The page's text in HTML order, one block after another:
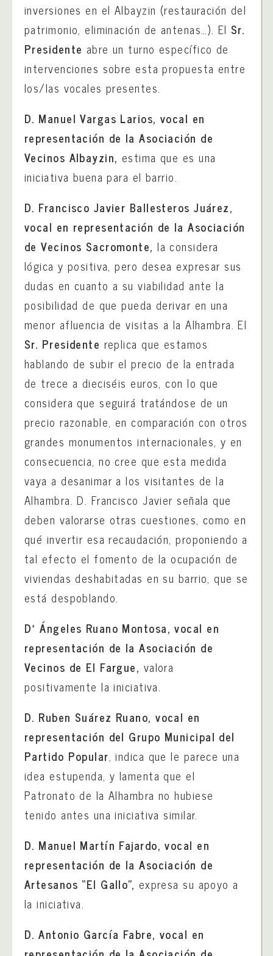
inversiones en el Albayzin (restauración del
patrimonio, eliminación de antenas…). ElSr.
Presidente abre un turno específico de
intervenciones sobre esta propuesta entre
los/las vocales presentes.
D. Manuel Vargas Larios, vocal en
representación de la Asociación de
Vecinos Albayzin, estima que es una
iniciativa buena para el barrio.
D. Francisco Javier Ballesteros Juárez,
vocal en representación de la Asociación
de Vecinos Sacromonte,la considera
lógica y positiva, pero desea expresar sus
dudas en cuanto a su viabilidad ante la
posibilidad de que pueda derivar en una
menor afluencia de visitas a la Alhambra. El
Sr. Presidente replica que estamos
hablando de subir el precio de la entrada
de trece a dieciséis euros, con lo que
considera que seguirá tratándose de un
precio razonable, en comparación con otros
grandes monumentos internacionales, y en
consecuencia, no cree que esta medida
vaya a desanimar a los visitantes de la
Alhambra. D. Francisco Javier señala que
deben valorarse otras cuestiones, como en
qué invertir esa recaudación, proponiendo a
tal efecto el fomento de la ocupación de
viviendas deshabitadas en su barrio, que se
está despoblando.
Dª Ángeles Ruano Montosa, vocal en
representación de la Asociación de
Vecinos de El Fargue, valora
positivamente la iniciativa.
D. Ruben Suárez Ruano, vocal en
representación del Grupo Municipal del
Partido Popular, indica que le parece una
idea estupenda, y lamenta que el
Patronato de la Alhambra no hubiese
tenido antes una iniciativa similar.
D. Manuel Martín Fajardo, vocal en
representación de la Asociación de
Artesanos “El Gallo”, expresa su apoyo a
la iniciativa.
D. Antonio García Fabre, vocal en